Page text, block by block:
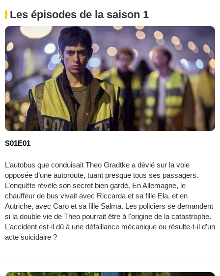
Les épisodes de la saison 1
S01E01
L’autobus que conduisait Theo Gradtke a dévié sur la voie
opposée d’une autoroute, tuant presque tous ses passagers.
L’enquête révèle son secret bien gardé. En Allemagne, le
chauffeur de bus vivait avec Riccarda et sa fille Ela, et en
Autriche, avec Caro et sa fille Salma. Les policiers se demandent
si la double vie de Theo pourrait être à l'origine de la catastrophe.
L’accident est-il dû à une défaillance mécanique ou résulte-t-il d’un
acte suicidaire ?